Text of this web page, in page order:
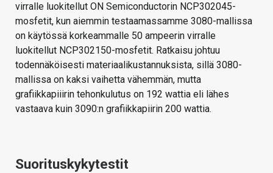
virralle luokitellut ON Semiconductorin NCP302045-
mosfetit, kun aiemmin testaamassamme 3080-mallissa
on käytössä korkeammalle 50 ampeerin virralle
luokitellut NCP302150-mosfetit. Ratkaisu johtuu
todennäköisesti materiaalikustannuksista, sillä 3080-
mallissa on kaksi vaihetta vähemmän, mutta
grafiikkapiiirin tehonkulutus on 192 wattia eli lähes
vastaava kuin 3090:n grafiikkapiirin 200 wattia.
Suorituskykytestit